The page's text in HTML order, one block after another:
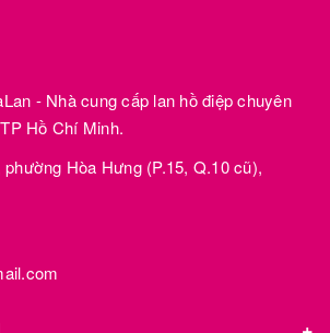
- Nhà cung cấp lan hồ điệp chuyên
Hồ Chí Minh.
Hòa Hưng (P.15, Q.10 cũ),